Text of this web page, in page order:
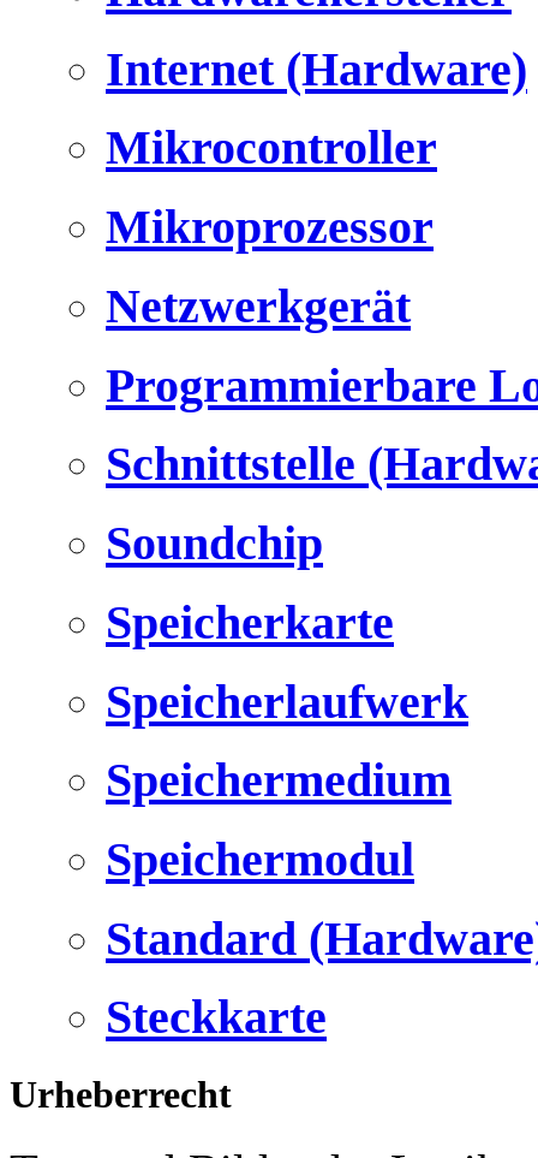
Internet (Hardware)
Mikrocontroller
Mikroprozessor
Netzwerkgerät
Programmierbare
Schnittstelle
Soundchip
Speicherkarte
Speicherlaufwerk
Speichermedium
Speichermodul
Standard
Steckkarte
Urheberrecht